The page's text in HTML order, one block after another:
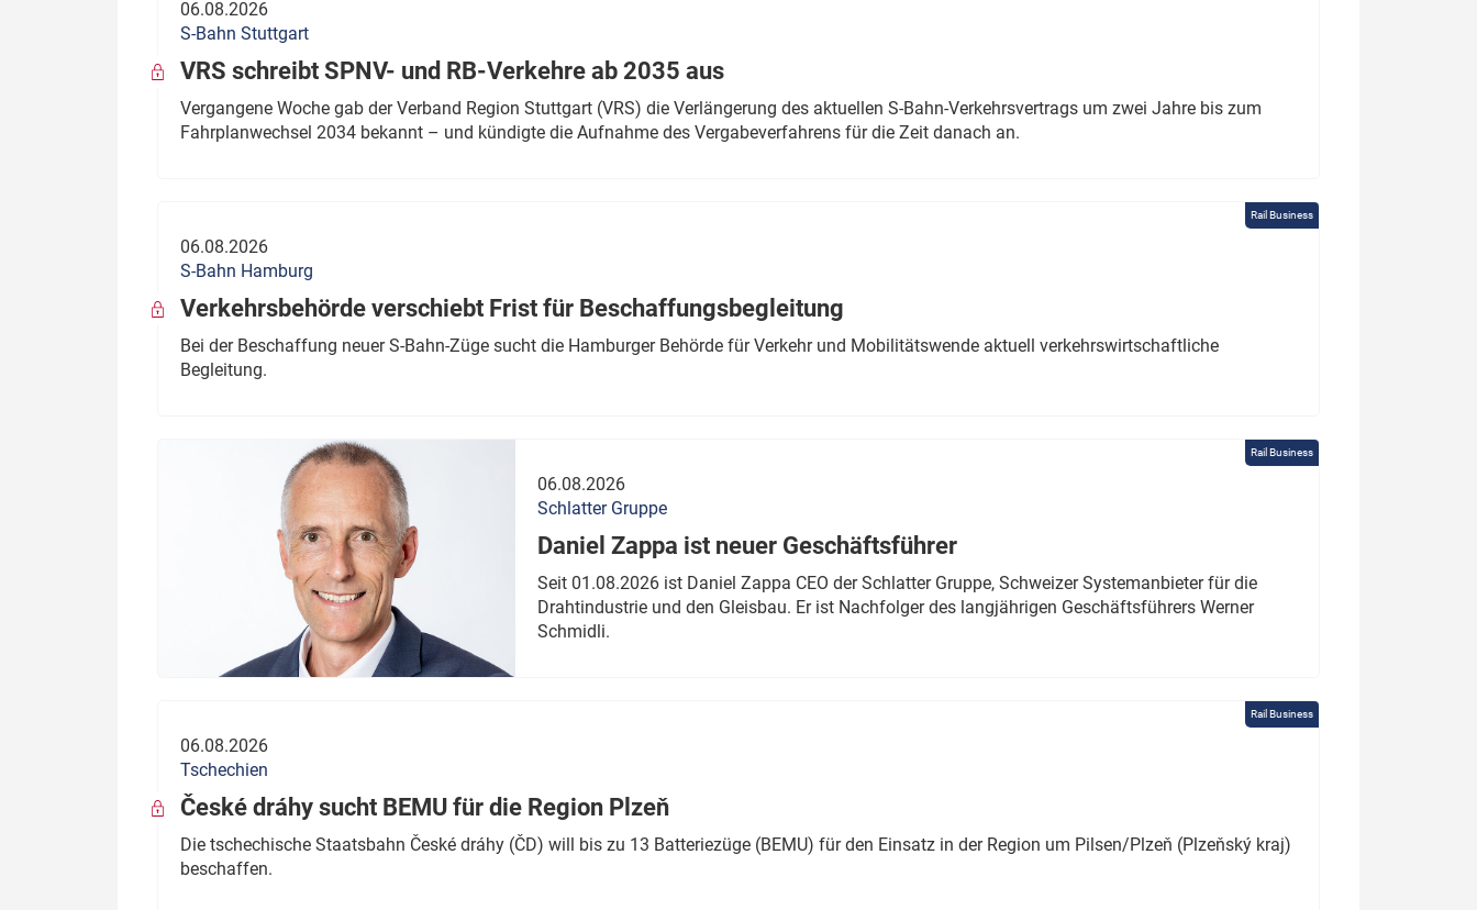
06.08.2026
S-Bahn Stuttgart
VRS schreibt SPNV- und RB-Verkehre ab 2035 aus
Vergangene Woche gab der Verband Region Stuttgart (VRS) die Verlängerung des aktuellen S-Bahn-Verkehrsvertrags um zwei Jahre bis zum
Fahrplanwechsel 2034 bekannt – und kündigte die Aufnahme des Vergabeverfahrens für die Zeit danach an.
Rail Business
06.08.2026
S-Bahn Hamburg
Verkehrsbehörde verschiebt Frist für Beschaffungsbegleitung
Bei der Beschaffung neuer S-Bahn-Züge sucht die Hamburger Behörde für Verkehr und Mobilitätswende aktuell verkehrswirtschaftliche
Begleitung.
Rail Business
06.08.2026
Schlatter Gruppe
Daniel Zappa ist neuer Geschäftsführer
Seit 01.08.2026 ist Daniel Zappa CEO der Schlatter Gruppe, Schweizer Systemanbieter für die
Drahtindustrie und den Gleisbau. Er ist Nachfolger des langjährigen Geschäftsführers Werner
Schmidli.
Rail Business
06.08.2026
Tschechien
České dráhy sucht BEMU für die Region Plzeň
Die tschechische Staatsbahn České dráhy (ČD) will bis zu 13 Batteriezüge (BEMU) für den Einsatz in der Region um Pilsen/Plzeň (Plzeňský kraj)
beschaffen.